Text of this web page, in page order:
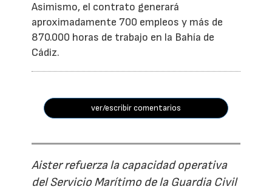
Asimismo, el contrato generará
aproximadamente 700 empleos y más de
870.000 horas de trabajo en la Bahía de
Cádiz.
ver/escribir comentarios
Aister refuerza la capacidad operativa
del Servicio Marítimo de la Guardia Civil